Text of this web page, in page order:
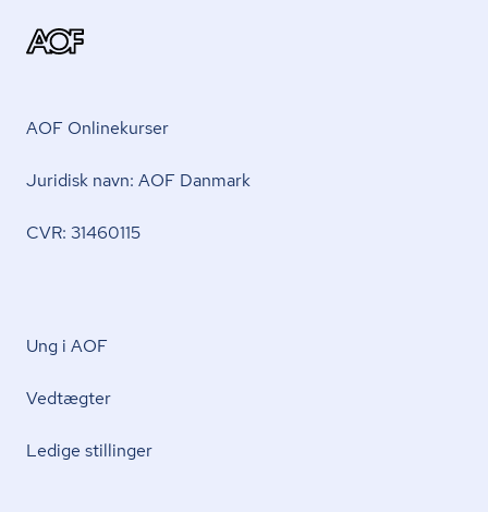
AOF Onlinekurser
Juridisk navn: AOF Danmark
CVR: 31460115
Ung i AOF
Vedtægter
Ledige stillinger